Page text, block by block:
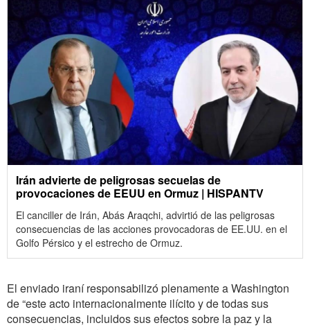
Irán advierte de peligrosas secuelas de
provocaciones de EEUU en Ormuz | HISPANTV
El canciller de Irán, Abás Araqchi, advirtió de las peligrosas
consecuencias de las acciones provocadoras de EE.UU. en el
Golfo Pérsico y el estrecho de Ormuz.
El enviado iraní responsabilizó plenamente a Washington
de “este acto internacionalmente ilícito y de todas sus
consecuencias, incluidos sus efectos sobre la paz y la